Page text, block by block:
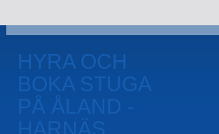
HYRA OCH
BOKA STUGA
PÅ ÅLAND -
HARNÄS